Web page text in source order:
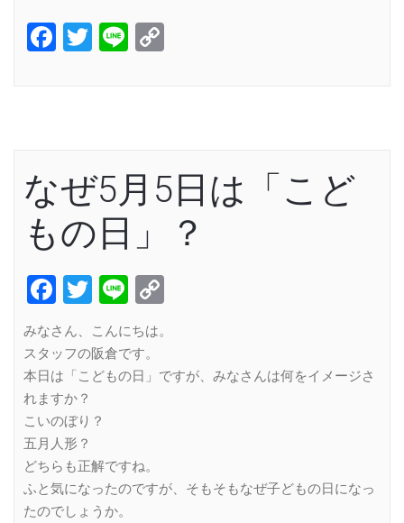
Facebook
Twitter
Line
なぜ5月5日は「こど
もの日」？
Facebook
Twitter
Line
みなさん、こんにちは。
スタッフの阪倉です。
本日は「こどもの日」ですが、みなさんは何をイメージさ
れますか？
こいのぼり？
五月人形？
どちらも正解ですね。
ふと気になったのですが、そもそもなぜ子どもの日になっ
たのでしょうか。